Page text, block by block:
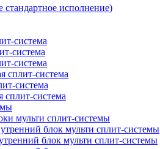
исполнение)
система
система
система
сплит-система
система
сплит-система
мульти сплит-системы
блок мульти сплит-системы
блок мульти сплит-системы